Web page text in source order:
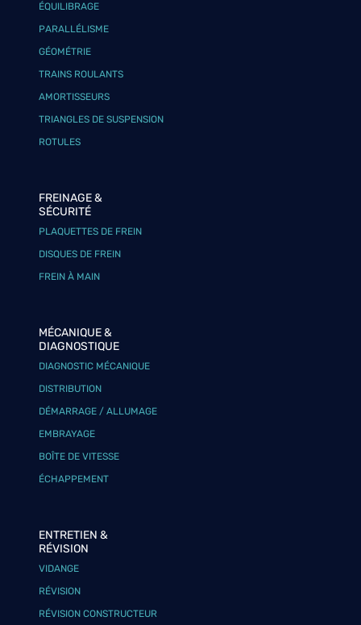
ÉQUILIBRAGE
PARALLÉLISME
GÉOMÉTRIE
TRAINS ROULANTS
AMORTISSEURS
TRIANGLES DE SUSPENSION
ROTULES
FREINAGE &
SÉCURITÉ
PLAQUETTES DE FREIN
DISQUES DE FREIN
FREIN À MAIN
MÉCANIQUE &
DIAGNOSTIQUE
DIAGNOSTIC MÉCANIQUE
DISTRIBUTION
DÉMARRAGE / ALLUMAGE
EMBRAYAGE
BOÎTE DE VITESSE
ÉCHAPPEMENT
ENTRETIEN &
RÉVISION
VIDANGE
RÉVISION
RÉVISION CONSTRUCTEUR